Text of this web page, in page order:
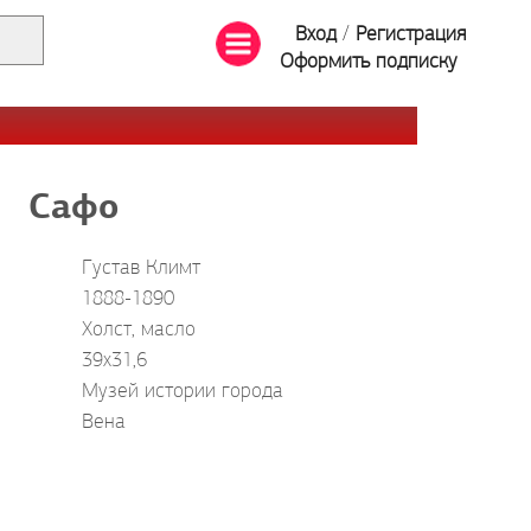
Вход/ Регистрация
Оформить подписку
Сафо
Густав Климт
1888-1890
Холст, масло
39x31,6
Музей истории города
Вена